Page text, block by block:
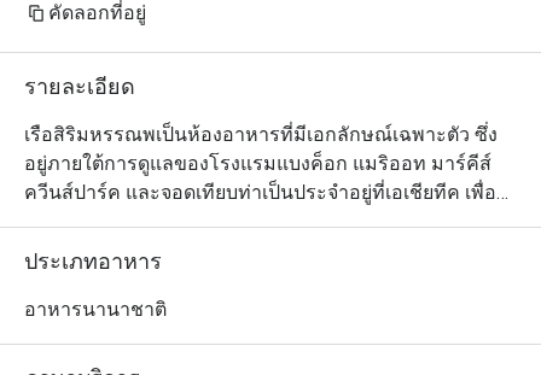
คัดลอกที่อยู่
รายละเอียด
เรือสิริมหรรณพเป็นห้องอาหารที่มีเอกลักษณ์เฉพาะตัว ซึ่ง
อยู่ภายใต้การดูแลของโรงแรมแบงค็อก แมริออท มาร์คีส์
ควีนส์ปาร์ค และจอดเทียบท่าเป็นประจำอยู่ที่เอเชียทีค เพื่อ
ให้ลูกค้าได้ไปสัมผัสบรรยากาศที่น่าจดจำของการรับ
ประทานอาหารบนเรือ ตัวร้านเป็นเรือสำเภาโบราณที่ได้รับ
ตัวเลือกในการรับประทานอาหารได้ทั้งภายในโซนห้องแอร์
ไร้กาลเวลาของกรุงเทพฯ
ประเภทอาหาร
อาหารนานาชาติ